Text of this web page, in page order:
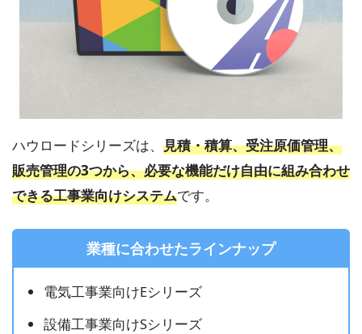
ハウロードシリーズは、 見積・積算、受注原価管理、
販売管理の3つから、必要な機能だけ自由に組み合わせ
できる工事業向けシステムです。
業種に合わせたラインナップ
電気工事業向けEシリーズ
設備工事業向けSシリーズ